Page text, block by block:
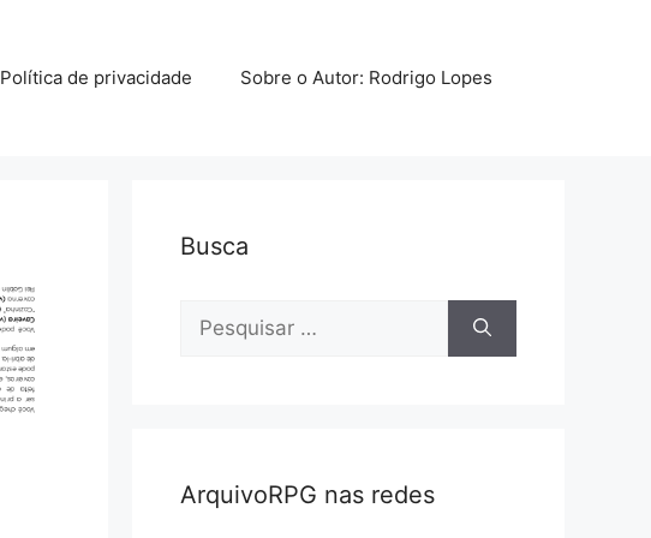
Política de privacidade Sobre o Autor: Rodrigo Lopes
Busca
Pesquisar
ArquivoRPG nas redes